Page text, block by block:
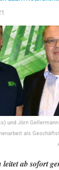
und Jörn
als
ab sofort